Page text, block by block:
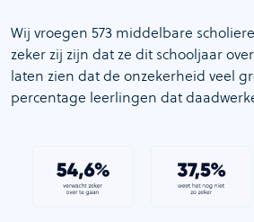
Wij vroegen 573 middelbare
zeker zij zijn dat ze dit schooljaar
laten zien dat de onzekerheid veel
percentage leerlingen dat